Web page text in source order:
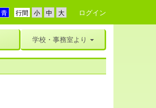
行間 ログイン
学校・事務室より